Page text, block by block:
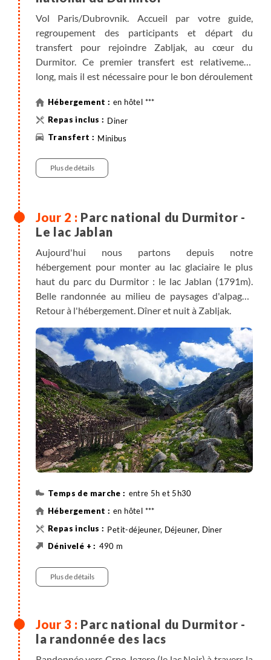
Vol Paris/Dubrovnik. Accueil par votre guide,
regroupement des participants et départ du
transfert pour rejoindre Zabljak, au cœur du
Durmitor. Ce premier transfert est relativement
long, mais il est nécessaire pour le bon déroulement
l'hôtel pour 2 nuits.en hôtel ***
Diner
Minibus
Plus de détails
Parc national du Durmitor -
Le lac Jablan
Aujourd'hui nous partons depuis notre
hébergement pour monter au lac glaciaire le plus
haut du parc du Durmitor : le lac Jablan (1791m).
Belle randonnée au milieu de paysages d'alpages.
Retour à l'hébergement. Dîner et nuit à Zabljak.
entre 5h et 5h30
en hôtel ***
Petit-déjeuner, Déjeuner, Diner
490 m
Randonnée
Plus de détails
Parc national du Durmitor -
la randonnée des lacs